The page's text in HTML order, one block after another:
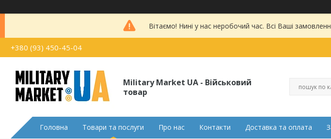
Вітаємо! Нині у нас неробочий час. Всі Ваші
+380 (93) 450-45-04
Military Market UA - Військовий
товар
Головна Товари та послуги Про нас Контакти Доставка та оплата